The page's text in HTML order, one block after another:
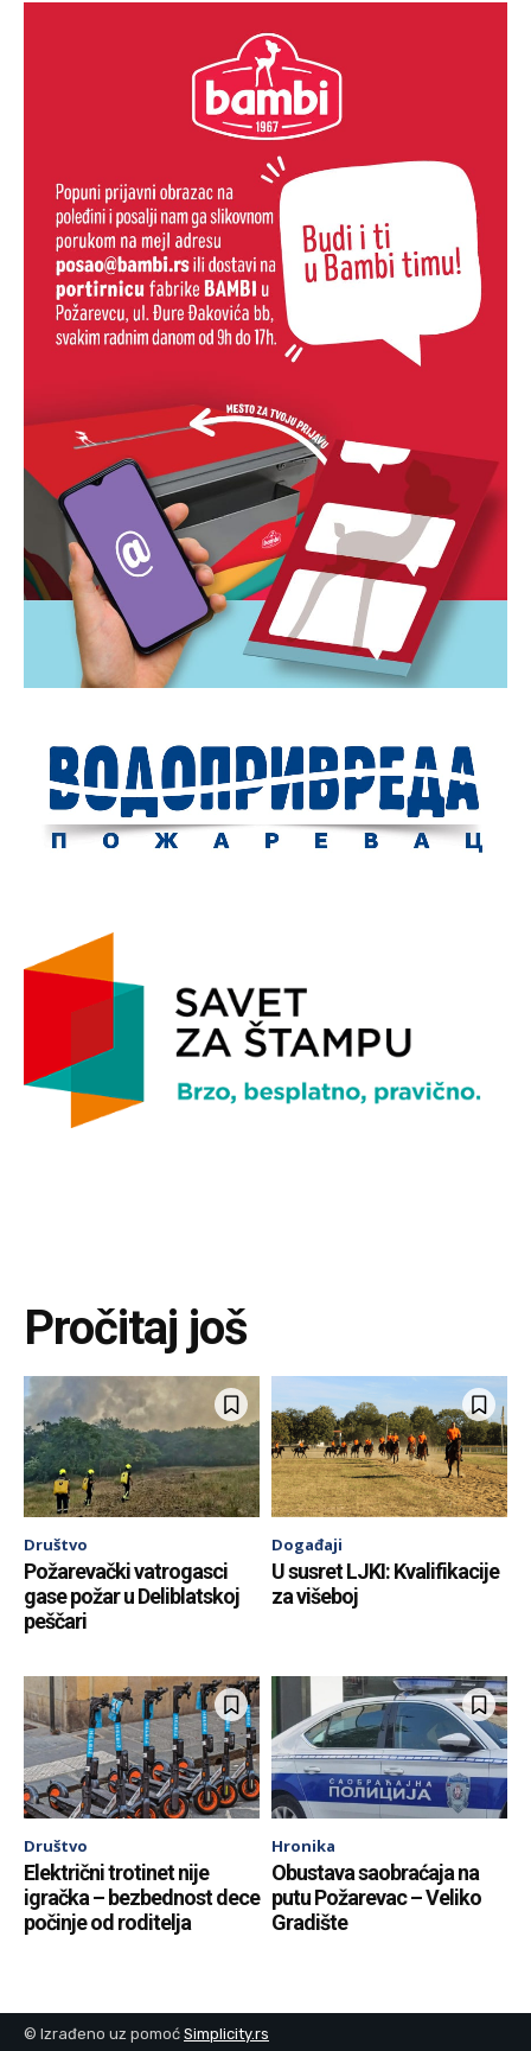
Pročitaj još
Društvo
Požarevački vatrogasci
gase požar u Deliblatskoj
peščari
Događaji
U susret LJKI: Kvalifikacije
za višeboj
Društvo
Električni trotinet nije
igračka – bezbednost dece
počinje od roditelja
Hronika
Obustava saobraćaja na
putu Požarevac – Veliko
Gradište
© Izrađeno uz pomoć Simplicity.rs